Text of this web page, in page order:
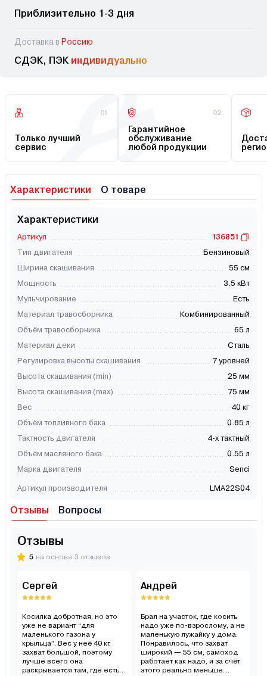
Приблизительно 1-3 дня
Доставка в Россию
СДЭК, ПЭК индивидуально
01
Только лучший
сервис
02
Гарантийное
обслуживание
любой продукции
Характеристики О товаре
Характеристики
Артикул
136851
Тип двигателя
Бензиновый
Ширина скашивания
55 см
Мощность
3.5 кВт
Мульчирование
Есть
Материал травосборника
Комбинированный
Объём травосборника
65 л
Материал деки
Сталь
Регулировка высоты скашивания
7 уровней
Высота скашивания (min)
25 мм
Высота скашивания (max)
75 мм
Вес
40 кг
Объём топливного бака
0.85 л
Тактность двигателя
4-х тактный
Объём масляного бака
0.55 л
Марка двигателя
Senci
Артикул производителя LMA22S04
Отзывы Вопросы
Отзывы
5 на основе 3 отзывов
Сергей
Косилка добротная, но это
уже не вариант “для
маленького газона у
крыльца”. Вес у неё 40 кг,
захват большой, поэтому
лучше всего она
раскрывается там, где есть
Андрей
Брал на участок, где косить
надо уже по-взрослому, а не
маленькую лужайку у дома.
Понравилось, что захват
широкий — 55 см, самоход
работает как надо, и за счёт
этого реально меньше